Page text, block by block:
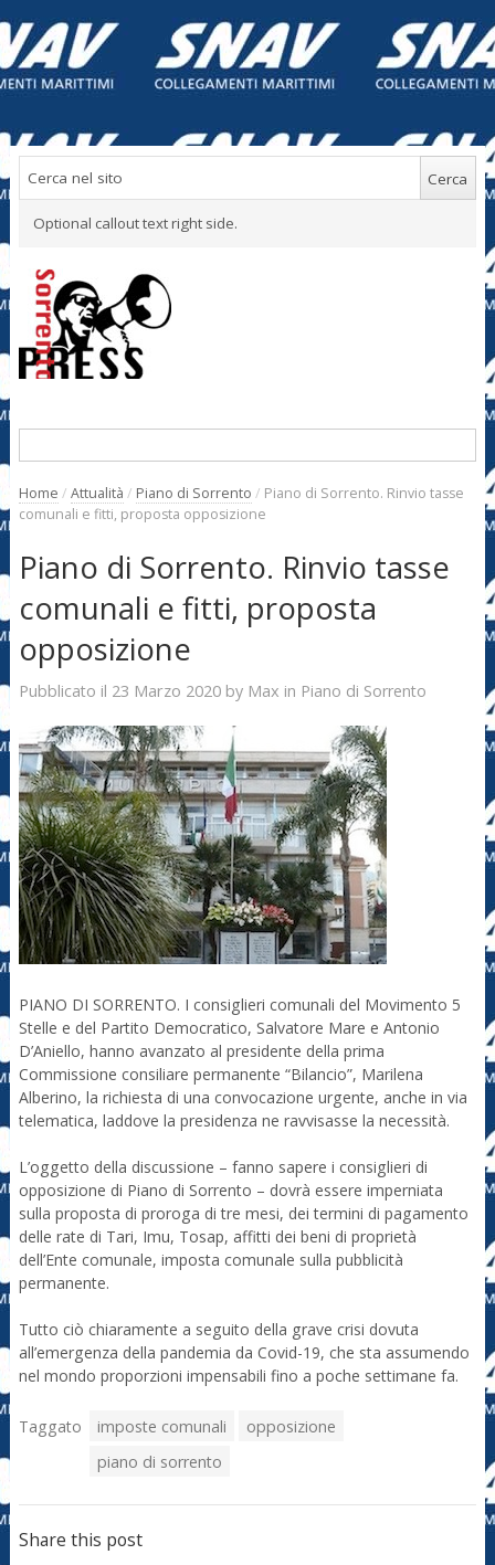
Optional callout text right side.
Home / Attualità / Piano di Sorrento / Piano di Sorrento. Rinvio tasse
comunali e fitti, proposta opposizione
Piano di Sorrento. Rinvio tasse
comunali e fitti, proposta
opposizione
Pubblicato il 23 Marzo 2020by Max in Piano di Sorrento
PIANO DI SORRENTO. I consiglieri comunali del Movimento 5
Stelle e del Partito Democratico, Salvatore Mare e Antonio
D’Aniello, hanno avanzato al presidente della prima
Commissione consiliare permanente “Bilancio”, Marilena
Alberino, la richiesta di una convocazione urgente, anche in via
telematica, laddove la presidenza ne ravvisasse la necessità.
L’oggetto della discussione – fanno sapere i consiglieri di
opposizione di Piano di Sorrento – dovrà essere imperniata
sulla proposta di proroga di tre mesi, dei termini di pagamento
delle rate di Tari, Imu, Tosap, affitti dei beni di proprietà
dell’Ente comunale, imposta comunale sulla pubblicità
permanente.
Tutto ciò chiaramente a seguito della grave crisi dovuta
all’emergenza della pandemia da Covid-19, che sta assumendo
nel mondo proporzioni impensabili fino a poche settimane fa.
Taggato imposte comunali
opposizione
piano di sorrento
Share this post